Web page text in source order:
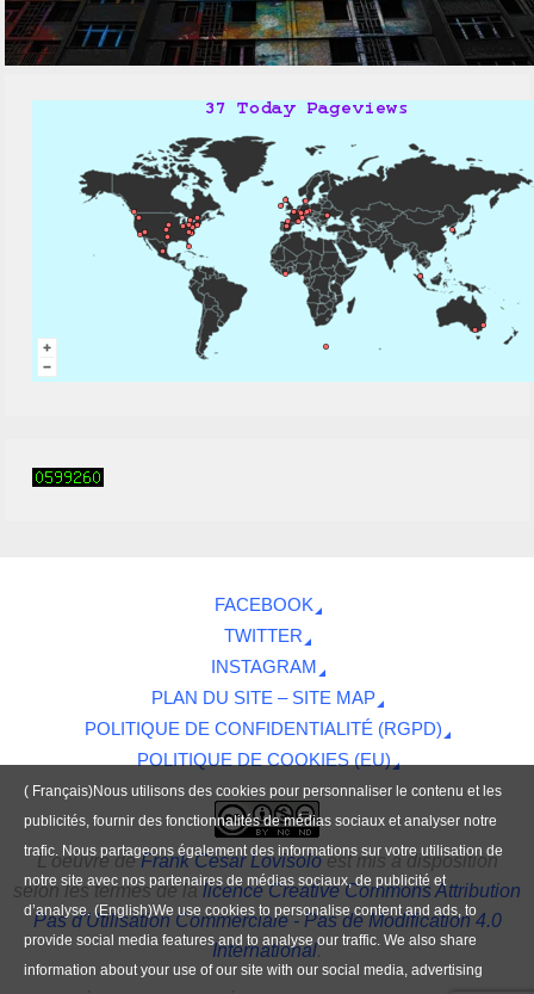
FACEBOOK
TWITTER
INSTAGRAM
PLAN DU SITE – SITE MAP
POLITIQUE DE CONFIDENTIALITÉ (RGPD)
POLITIQUE DE COOKIES (EU)
L'oeuvredeFrank César Lovisoloest mis à disposition
selon les termes de lalicence Creative Commons Attribution
Pas d'Utilisation Commerciale - Pas de Modification 4.0
International.
( Français)Nous utilisons des cookies pour personnaliser le contenu et les
publicités, fournir des fonctionnalités de médias sociaux et analyser notre
trafic. Nous partageons également des informations sur votre utilisation de
notre site avec nos partenaires de médias sociaux, de publicité et
d’analyse. (English)We use cookies to personalise content and ads, to
provide social media features and to analyse our traffic. We also share
information about your use of our site with our social media, advertising